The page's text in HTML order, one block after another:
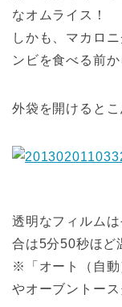
なオムライス！
しかも、マカロ
ンビを食べる前
外袋を開けるとこ
透明なフィルム
合は5分50秒ほど
※「オート（自動
やオーブントース